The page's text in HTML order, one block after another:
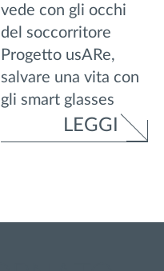
vede con gli occhi
del soccorritore
Progetto usARe,
salvare una vita con
gli smart glasses
LEGGI